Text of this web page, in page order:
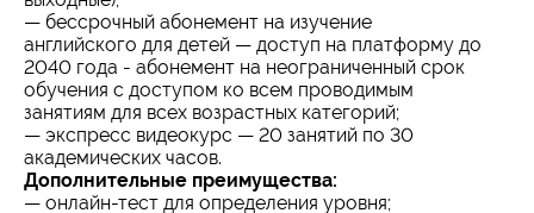
— бессрочный абонемент на изучение
английского для детей — доступ на платформу до
2040 года - абонемент на неограниченный срок
обучения с доступом ко всем проводимым
занятиям для всех возрастных категорий;
— экспресс видеокурс — 20 занятий по 30
академических часов.
Дополнительные преимущества:
— онлайн-тест для определения уровня;